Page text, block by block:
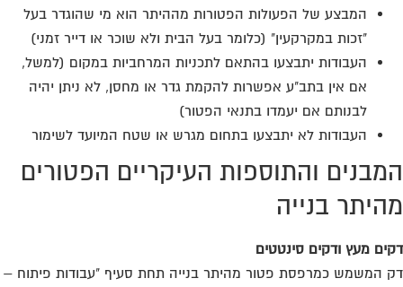
המבצע של הפעולות הפטורות מההיתר הוא מי שהוגדר בעל
"זכות במקרקעין" (כלומר בעל הבית ולא שוכר או דייר זמני)
העבודות יתבצעו בהתאם לתכניות המרחביות במקום (למשל,
אם אין בתב"ע אפשרות להקמת גדר או מחסן, לא ניתן יהיה
לבנותם אם יעמדו בתנאי הפטור)
העבודות לא יתבצעו בתחום מגרש או שטח המיועד לשימור
והתוספות העיקריים הפטורים
בנייה
מעץ ודקים סינטטים
המשמש כמרפסת פטור מהיתר בנייה תחת סעיף "עבודות פיתוח –